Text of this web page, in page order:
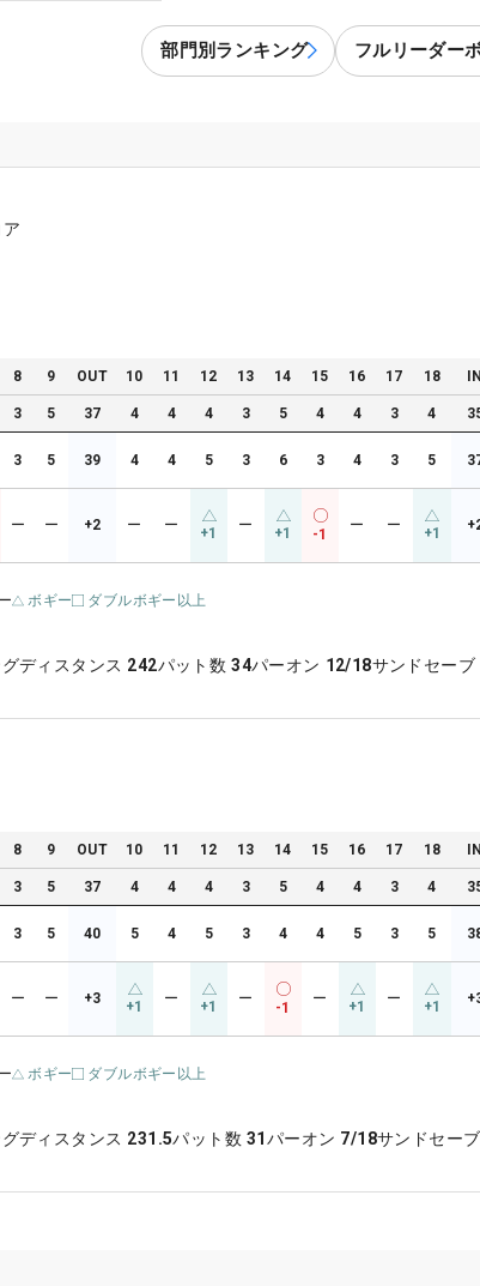
部門別ランキング フルリーダー
8 9 OUT 10 11 12 13 14 15 16 17 18
3 5 37 4 4 4 3 5 4 4 3 4
3 5 39 4 4 5 3 6 3 4 3 5
ー ー +2 ー ー +1 ー +1 -1
ー ー +1
ボギー ダブルボギー以上
ディスタンス 242パット数 34パーオン 12/18サンドセーブ
8 9 OUT 10 11 12 13 14 15 16 17 18
3 5 37 4 4 4 3 5 4 4 3 4
3 5 40 5 4 5 3 4 4 5 3 5
ー ー +3 +1 ー +1 ー
-1
ー +1 ー +1
ボギー ダブルボギー以上
ディスタンス 231.5パット数 31パーオン 7/18サンドセーブ